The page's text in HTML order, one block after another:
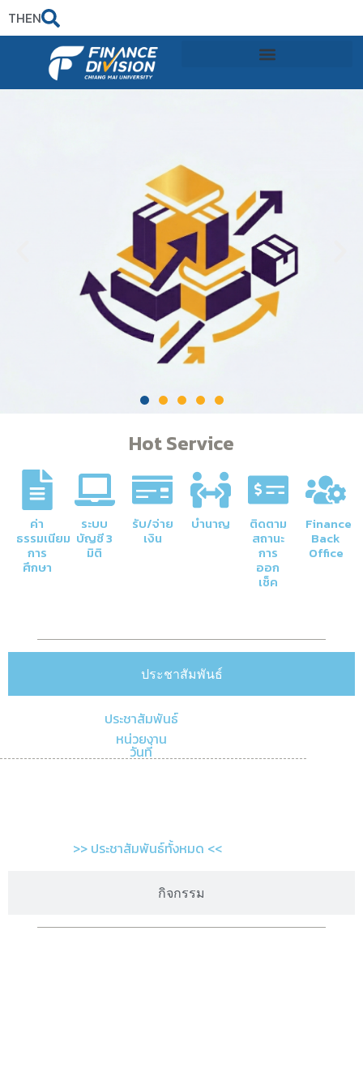
THEN
Hot Service
ค่า
ธรรมเนียม
การ
ศึกษา
ระบบ
บัญชี 3
มิติ
รับ/จ่าย
เงิน
บำนาญ ติดตาม
สถานะ
การ
ออก
เช็ค
Finance
Back
Office
ประชาสัมพันธ์
กิจกรรม
ประชาสัมพันธ์
หน่วยงาน
วันที่
>> ประชาสัมพันธ์ทั้งหมด <<